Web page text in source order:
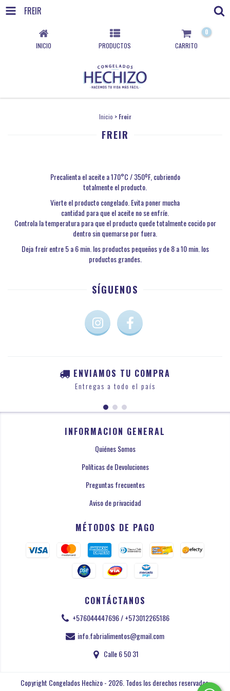
FREIR
INICIO PRODUCTOS CARRITO
0
Inicio > Freir
FREIR
Precalienta el aceite a 170°C / 350ºF, cubriendo
totalmente el producto.
Vierte el producto congelado. Evita poner mucha
cantidad para que el aceite no se enfríe.
Controla la temperatura para que el producto quede totalmente cocido por
dentro sin quemarse por fuera.
Deja freír entre 5 a 6 min. los productos pequeños y de 8 a 10 min. los
productos grandes.
SÍGUENOS
ENVIAMOS TU COMPRA
Entregas a todo el país
INFORMACION GENERAL
Quiénes Somos
Políticas de Devoluciones
Preguntas frecuentes
Aviso de privacidad
MÉTODOS DE PAGO
CONTÁCTANOS
+576044447696 / +573012265186
info.fabrialimentos@gmail.com
Calle 6 50 31
Copyright Congelados Hechizo - 2026. Todos los derechos reservados.